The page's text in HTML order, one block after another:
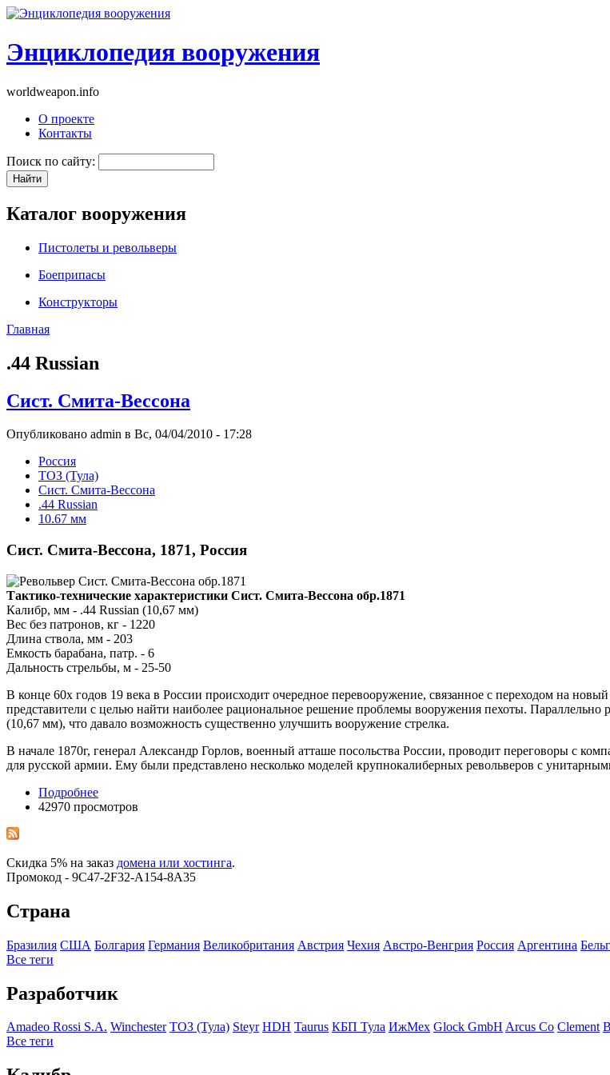
Энциклопедия вооружения
worldweapon.info
О проекте
Контакты
Поиск по сайту:
Каталог вооружения
Пистолеты и револьверы
Боеприпасы
Конструкторы
Главная
.44 Russian
Сист. Смита-Вессона
Опубликовано admin в Вс, 04/04/2010 - 17:28
Росcия
ТОЗ (Тула)
Сист. Смита-Вессона
.44 Russian
10.67 мм
Сист. Смита-Вессона, 1871, Россия
Тактико-технические характеристики Сист. Смита-Вессона обр.1871
Калибр, мм - .44 Russian (10,67 мм)
Вес без патронов, кг - 1220
Длина ствола, мм - 203
Емкость барабана, патр. - 6
Дальность стрельбы, м - 25-50
В конце 60х годов 19 века в России происходит очередное перевооружение, связанное с переходом на
представители с целью найти наиболее рациональное решение проблемы вооружения пехоты.
(10,67 мм), что давало возможность существенно улучшить вооружение стрелка.
В начале 1870г, генерал Александр Горлов, военный атташе посольства России, проводит переговоры с
для русской армии. Ему были представлено несколько моделей крупнокалиберных револьверов с
Подробнее
42970 просмотров
Скидка 5% на заказ домена или хостинга.
Промокод - 9C47-2F32-A154-8A35
Страна
Бразилия США Болгария Германия Великобритания Австрия Чехия Австро-Венгрия Росcия Аргентина
Все теги
Разработчик
Amadeo Rossi S.A. Winchester ТОЗ (Тула) Steyr HDH Taurus КБП Тула ИжМех Glock GmbH Arcus Co Clement
Все теги